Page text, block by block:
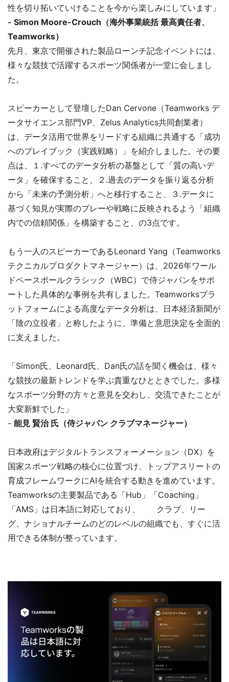
性を切り拓いていけることを今から楽しみにしています」
- Simon Moore-Crouch（海外事業統括 最高責任者、
Teamworks）
先月、東京で開催された製品ローンチ記念イベントには、
様々な競技で活躍するスポーツ関係者が一堂に会しまし
た。
スピーカーとして登壇したDan Cervone（Teamworks デ
ータサイエンス部門VP、Zelus Analytics共同創業者）
は、データ活用で世界をリードする組織に共通する「成功
へのプレイブック（実践戦略）」を紹介しました。その要
点は、１.すべてのデータ分析の基盤として「質の高いデ
ータ」を確保すること、２.過去のデータを振り返る分析
から「未来の予測分析」へと移行すること、３.データに
基づく知見が実際のプレーや戦略に反映されるよう「組織
内での信頼関係」を構築すること、の3点です。
もう一人のスピーカーであるLeonard Yang（Teamworks
テクニカルプロダクトマネージャー）は、2026年ワール
ドベースボールクラシック（WBC）で侍ジャパンをサポ
ートした具体的な事例を共有しました。Teamworksプラ
ットフォームによる高度なデータ分析は、日本経済新聞が
「陰の立役者」と称したように、準備と意思決定を全面的
に支えました。
「Simon氏、Leonard氏、Dan氏の話を聞く機会は、様々
な競技の最新トレンドを学ぶ貴重なひとときでした。多様
なスポーツ分野の方々と意見を交わし、交流できたことが
大変新鮮でした」
- 能見 賢治 氏（侍ジャパン クラブマネージャー）
日本政府はデジタルトランスフォーメーション（DX）を
国家スポーツ戦略の核心に位置づけ、トップアスリートの
育成フレームワークにAIを統合する動きを進めています。
Teamworksの主要製品である「Hub」「Coaching」
「AMS」は日本語に対応しており、 クラブ、リー
グ、ナショナルチームのどのレベルの組織でも、すぐに活
用できる体制が整っています。